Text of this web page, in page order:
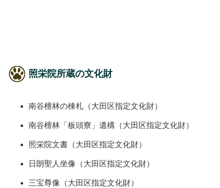
照栄院所蔵の文化財
南谷檀林の棟札（大田区指定文化財）
南谷檀林「板頭寮」遺構（大田区指定文化財）
照栄院文書（大田区指定文化財）
日朗聖人坐像（大田区指定文化財）
三宝尊像（大田区指定文化財）